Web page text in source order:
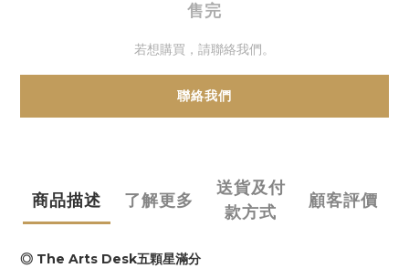
售完
若想購買，請聯絡我們。
聯絡我們
商品描述 了解更多
送貨及付
款方式
顧客評價
◎ The Arts Desk五顆星滿分